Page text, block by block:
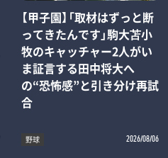
【甲子園】「取材はずっと断
ってきたんです」駒大苫小
牧のキャッチャー2人がい
ま証言する田中将大へ
の“恐怖感”と引き分け再試
合
野球 2026/08/06